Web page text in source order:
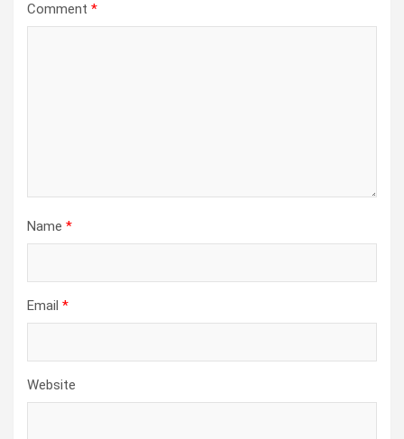
Comment *
Name *
Email *
Website